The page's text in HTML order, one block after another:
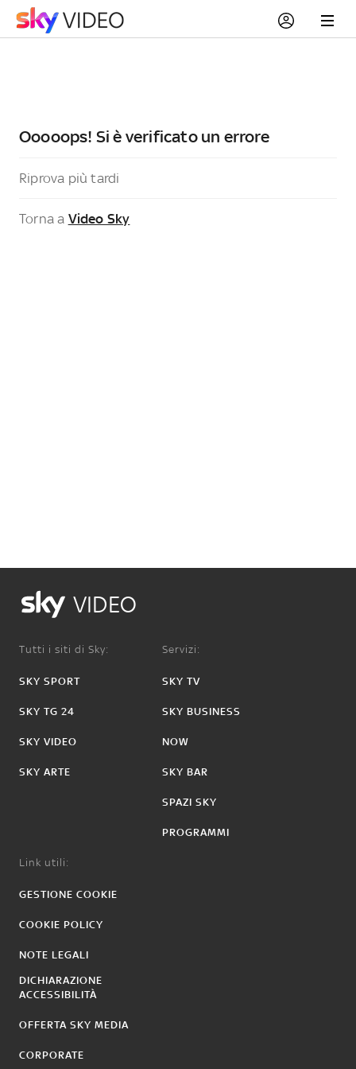
Ooooops! Si è verificato un errore
Riprova più tardi
Torna a Video Sky
VIDEO
Tutti i siti di Sky:
SKY SPORT
SKY TG 24
SKY VIDEO
SKY ARTE
Servizi:
SKY TV
SKY BUSINESS
NOW
SKY BAR
SPAZI SKY
PROGRAMMI
Link utili:
GESTIONE COOKIE
COOKIE POLICY
NOTE LEGALI
DICHIARAZIONE
ACCESSIBILITÀ
OFFERTA SKY MEDIA
CORPORATE